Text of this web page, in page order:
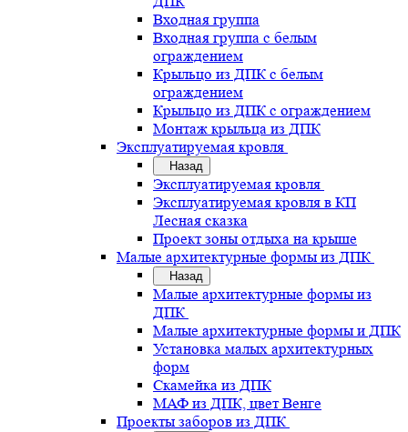
Входная группа
Входная группа с белым
ограждением
Крыльцо из ДПК с белым
ограждением
Крыльцо из ДПК с ограждением
Монтаж крыльца из ДПК
Эксплуатируемая кровля
Назад
Эксплуатируемая кровля
Эксплуатируемая кровля в КП
Лесная сказка
Проект зоны отдыха на крыше
Малые архитектурные формы из ДПК
Назад
Малые архитектурные формы из
ДПК
Малые архитектурные формы и ДПК
Установка малых архитектурных
форм
Скамейка из ДПК
МАФ из ДПК, цвет Венге
Проекты заборов из ДПК